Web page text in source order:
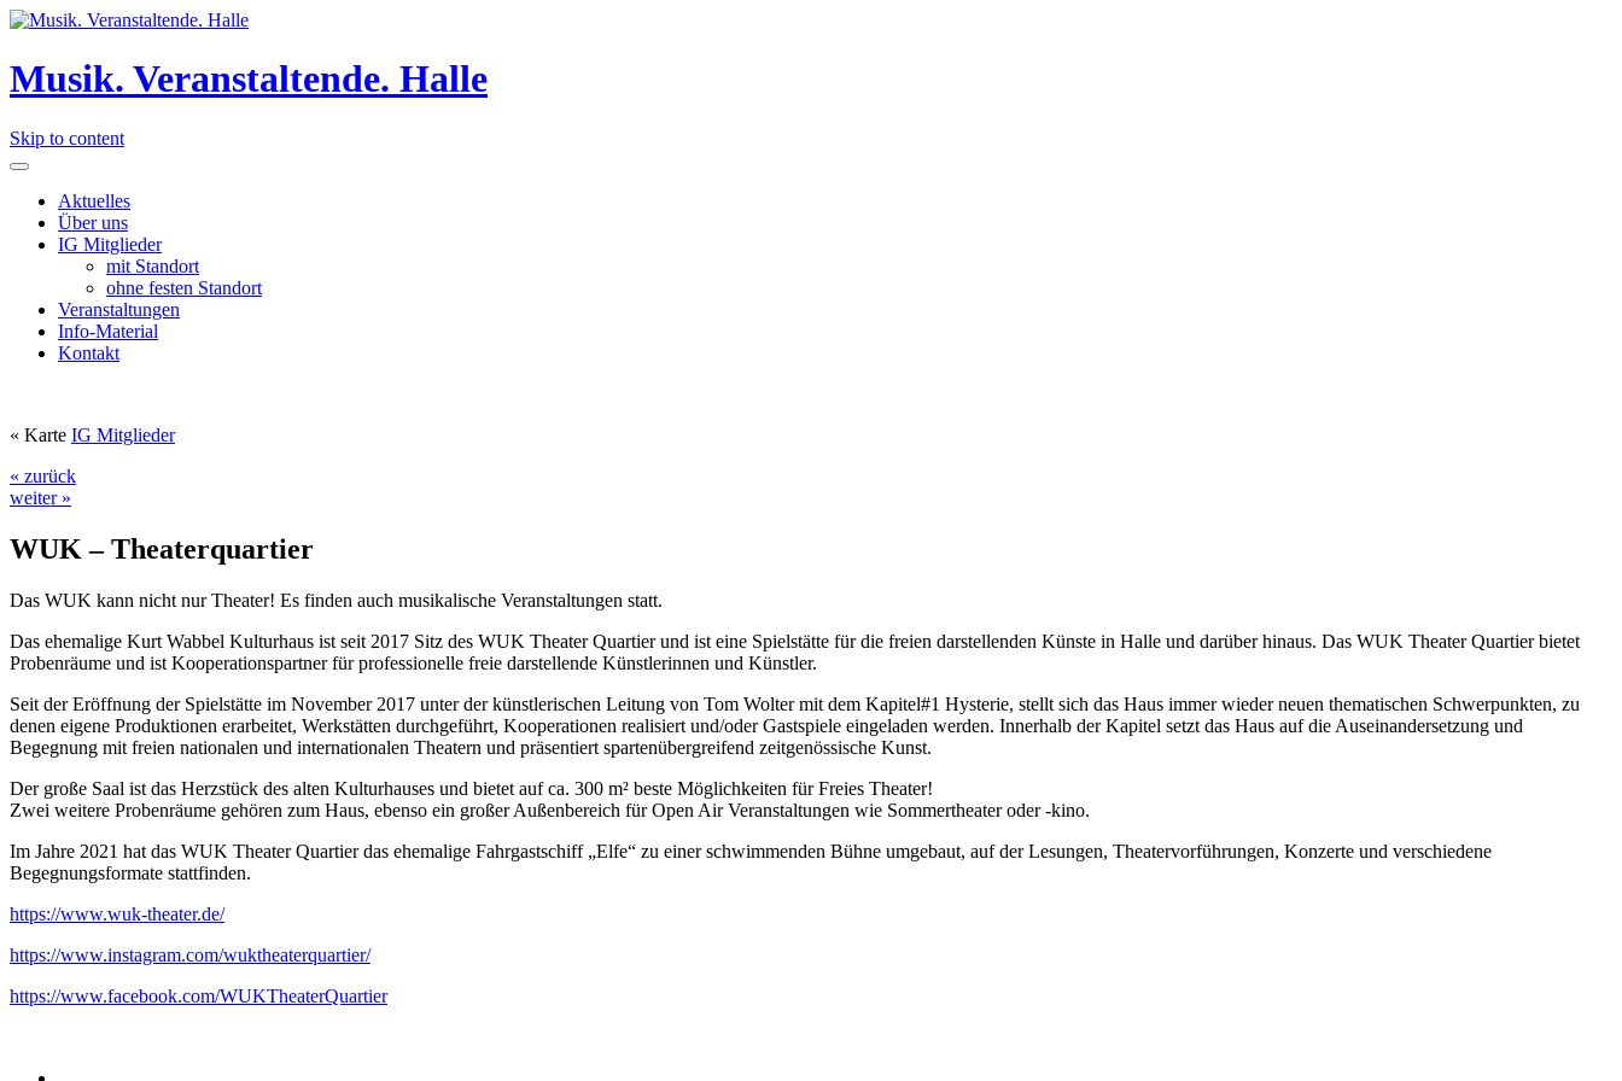
Musik. Veranstaltende. Halle
Skip to content
Aktuelles
Über uns
IG Mitglieder
mit Standort
ohne festen Standort
Veranstaltungen
Info-Material
Kontakt
« Karte IG Mitglieder
« zurück
weiter »
WUK – Theaterquartier
Das WUK kann nicht nur Theater! Es finden auch musikalische Veranstaltungen statt.
Das ehemalige Kurt Wabbel Kulturhaus ist seit 2017 Sitz des WUK Theater Quartier und ist eine Spielstätte für die freien darstellenden Künste in Halle und darüber hinaus. Das WUK Theater Quartier bietet
Probenräume und ist Kooperationspartner für professionelle freie darstellende Künstlerinnen und Künstler.
Seit der Eröffnung der Spielstätte im November 2017 unter der künstlerischen Leitung von Tom Wolter mit dem Kapitel#1 Hysterie, stellt sich das Haus immer wieder neuen thematischen Schwerpunkten, zu
denen eigene Produktionen erarbeitet, Werkstätten durchgeführt, Kooperationen realisiert und/oder Gastspiele eingeladen werden. Innerhalb der Kapitel setzt das Haus auf die Auseinandersetzung und
Begegnung mit freien nationalen und internationalen Theatern und präsentiert spartenübergreifend zeitgenössische Kunst.
Der große Saal ist das Herzstück des alten Kulturhauses und bietet auf ca. 300 m² beste Möglichkeiten für Freies Theater!
Zwei weitere Probenräume gehören zum Haus, ebenso ein großer Außenbereich für Open Air Veranstaltungen wie Sommertheater oder -kino.
Im Jahre 2021 hat das WUK Theater Quartier das ehemalige Fahrgastschiff „Elfe“ zu einer schwimmenden Bühne umgebaut, auf der Lesungen, Theatervorführungen, Konzerte und verschiedene
Begegnungsformate stattfinden.
https://www.wuk-theater.de/
https://www.instagram.com/wuktheaterquartier/
https://www.facebook.com/WUKTheaterQuartier